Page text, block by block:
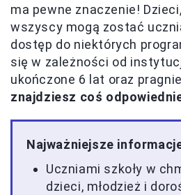
ma pewne znaczenie!
wszyscy mogą zostać
dostęp do niektórych
się w zależności od
ukończone 6 lat oraz
znajdziesz coś
Najważniejsze
Uczniami szkoły w
dzieci, młodzież i